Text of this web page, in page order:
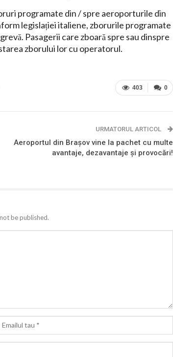
programate din / spre aeroporturile din
legislației italiene, zborurile programate
Pasagerii care zboară spre sau dinspre
zborului lor cu operatorul.
0
403
URMATORUL ARTICOL
Aeroportul din Brașov vine la pachet cu multe
avantaje, dezavantaje și provocări!
be published.